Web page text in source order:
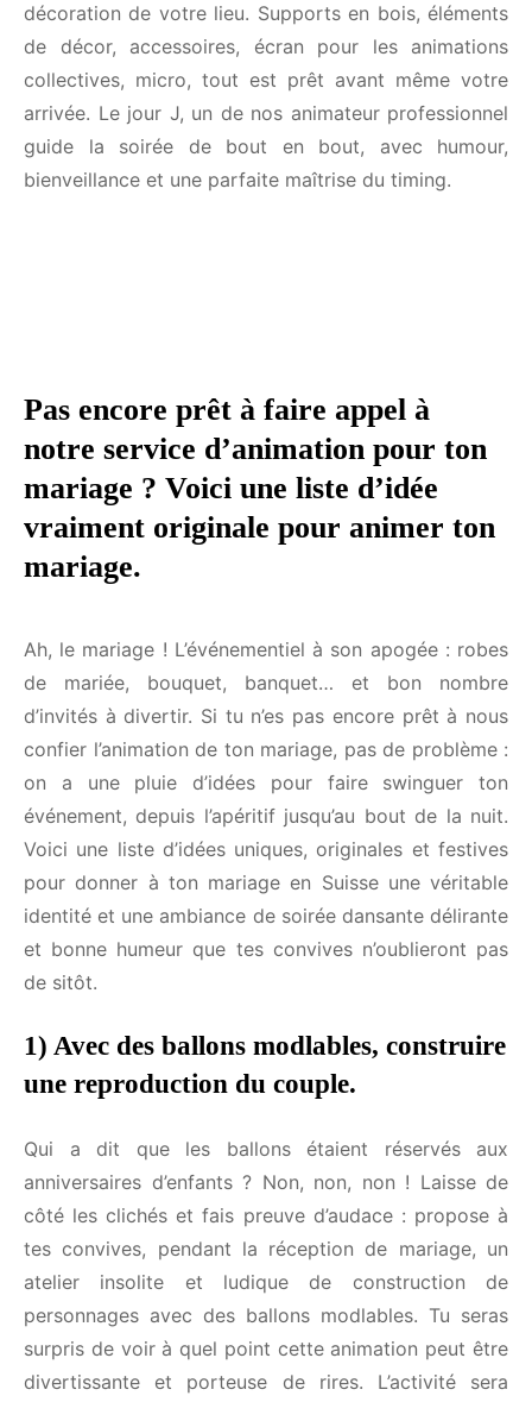
décoration de votre lieu. Supports en bois,
éléments de décor, accessoires, écran pour les
animations collectives, micro, tout est prêt avant
même votre arrivée. Le jour J, un de nos animateur
professionnel guide la soirée de bout en bout, avec
humour, bienveillance et une parfaite maîtrise du
Pas encore prêt à faire appel à
notre service d’animation pour ton
mariage ? Voici une liste d’idée
vraiment originale pour animer
Ah, le mariage ! L’événementiel à son apogée :
robes de mariée, bouquet, banquet… et bon
nombre d’invités à divertir. Si tu n’es pas encore
prêt à nous confier l’animation de ton mariage, pas
de problème : on a une pluie d’idées pour faire
swinguer ton événement, depuis l’apéritif jusqu’au
bout de la nuit. Voici une liste d’idées uniques,
originales et festives pour donner à ton mariage en
Suisse une véritable identité et une ambiance de
soirée dansante délirante et bonne humeur que tes
1) Avec des ballons modlables,
Qui a dit que les ballons étaient réservés aux
anniversaires d’enfants ? Non, non, non ! Laisse de
côté les clichés et fais preuve d’audace : propose à
tes convives, pendant la réception de mariage, un
atelier insolite et ludique de construction de
personnages avec des ballons modlables. Tu seras
surpris de voir à quel point cette animation peut